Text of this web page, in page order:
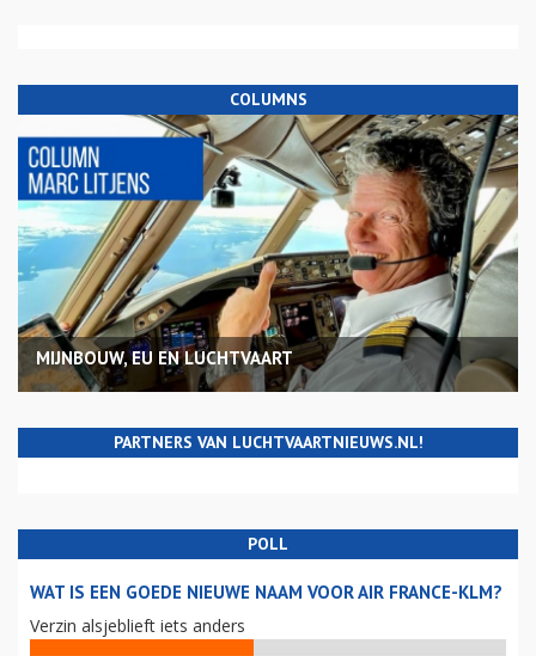
COLUMNS
MIJNBOUW, EU EN LUCHTVAART
PARTNERS VAN LUCHTVAARTNIEUWS.NL!
POLL
WAT IS EEN GOEDE NIEUWE NAAM VOOR AIR FRANCE-KLM?
Verzin alsjeblieft iets anders